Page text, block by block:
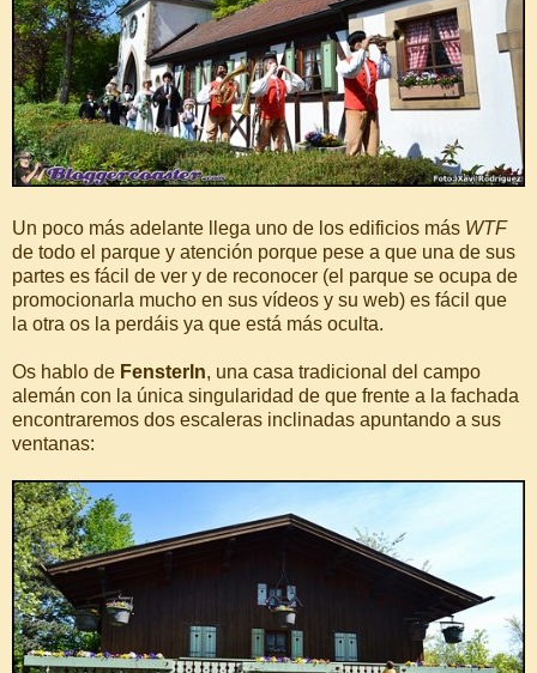
Un poco más adelante llega uno de los edificios más WTF
de todo el parque y atención porque pese a que una de sus
partes es fácil de ver y de reconocer (el parque se ocupa de
promocionarla mucho en sus vídeos y su web) es fácil que
la otra os la perdáis ya que está más oculta.
Os hablo de Fensterln, una casa tradicional del campo
alemán con la única singularidad de que frente a la fachada
encontraremos dos escaleras inclinadas apuntando a sus
ventanas: